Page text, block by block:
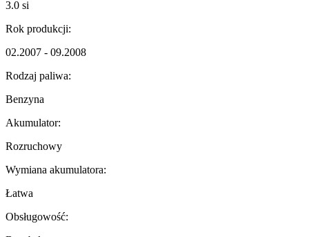
3.0 si
Rok produkcji:
02.2007 - 09.2008
Rodzaj paliwa:
Benzyna
Akumulator:
Rozruchowy
Wymiana akumulatora:
Łatwa
Obsługowość: